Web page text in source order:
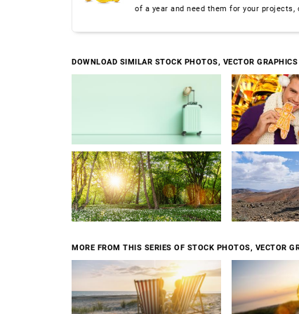
of a year and need them for your
DOWNLOAD SIMILAR STOCK PHOTOS, VECTOR
MORE FROM THIS SERIES OF STOCK PHOTOS, VECTOR